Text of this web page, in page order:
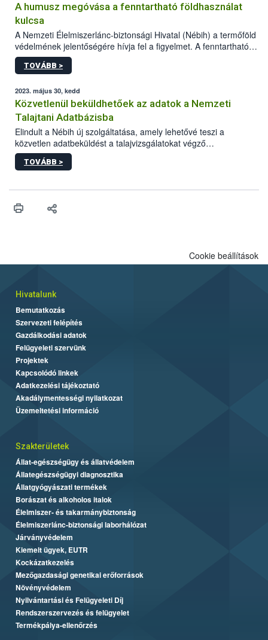
A humusz megóvása a fenntartható földhasználat
kulcsa
A Nemzeti Élelmiszerlánc-biztonsági Hivatal (Nébih) a termőföld
védelmének jelentőségére hívja fel a figyelmet. A fenntartható
földhasználathoz és a természeti erőforrások megóvásához
rendkívül fontos a humuszos termőréteg megőrzése és
egyéb földmunkák során letermelt humuszos termőréteg
megfelelő kezelése és újra felhasználása épp ezért kiemelt
jelentőségű.
TOVÁBB >
2023. május 30, kedd
Közvetlenül beküldhetőek az adatok a Nemzeti
Talajtani Adatbázisba
Elindult a Nébih új szolgáltatása, amely lehetővé teszi a
közvetlen adatbeküldést a talajvizsgálatokat végző
laboratóriumok számára a Nemzeti Talajtani Adatbázisba. A
frissített WEB-API szolgáltatás WSDL leírása elérhető a hivatal
TOVÁBB >
Cookie beállítások
Hivatalunk
Bemutatkozás
Szervezeti felépítés
Gazdálkodási adatok
Felügyeleti szervünk
Projektek
Kapcsolódó linkek
Adatkezelési tájékoztató
Akadálymentességi nyilatkozat
Üzemeltetési információ
Szakterületek
Állat-egészségügy és állatvédelem
Állategészségügyi diagnosztika
Állatgyógyászati termékek
Borászat és alkoholos italok
Élelmiszer- és takarmánybiztonság
Élelmiszerlánc-biztonsági laborhálózat
Járványvédelem
Kiemelt ügyek, EUTR
Kockázatkezelés
Mezőgazdasági genetikai erőforrások
Növényvédelem
Nyilvántartási és Felügyeleti Díj
Rendszerszervezés és felügyelet
Termékpálya-ellenőrzés